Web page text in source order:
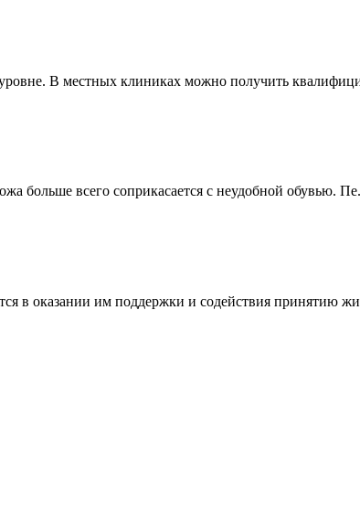
В местных клиниках можно получить
больше всего соприкасается с неудобной обувью.
в оказании им поддержки и содействия принятию